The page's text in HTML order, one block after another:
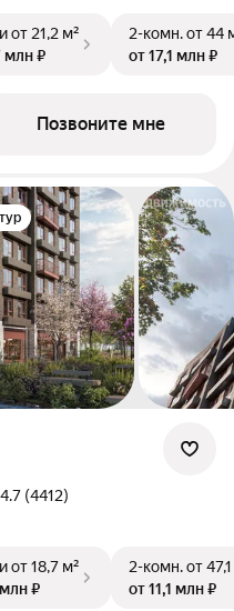
от 21,2 м²
млн ₽
2-комн.от 44
от 17,1 млн ₽
Позвоните мне
4.7 (4412)
от 18,7 м²
₽
2-комн.от
от 11,1 млн ₽